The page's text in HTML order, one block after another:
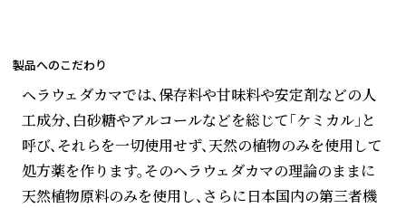
製品へのこだわり
ヘラウェダカマでは、保存料や甘味料や安定剤などの人
工成分、白砂糖やアルコールなどを総じて「ケミカル」と
呼び、それらを一切使用せず、天然の植物のみを使用して
処方薬を作ります。そのヘラウェダカマの理論のままに
天然植物原料のみを使用し、さらに日本国内の第三者機